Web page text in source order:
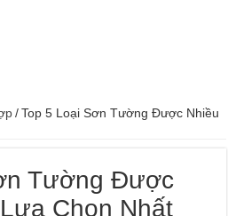
/ Top 5 Loại Sơn Tường Được Nhiều
Tường Được
Chọn Nhất